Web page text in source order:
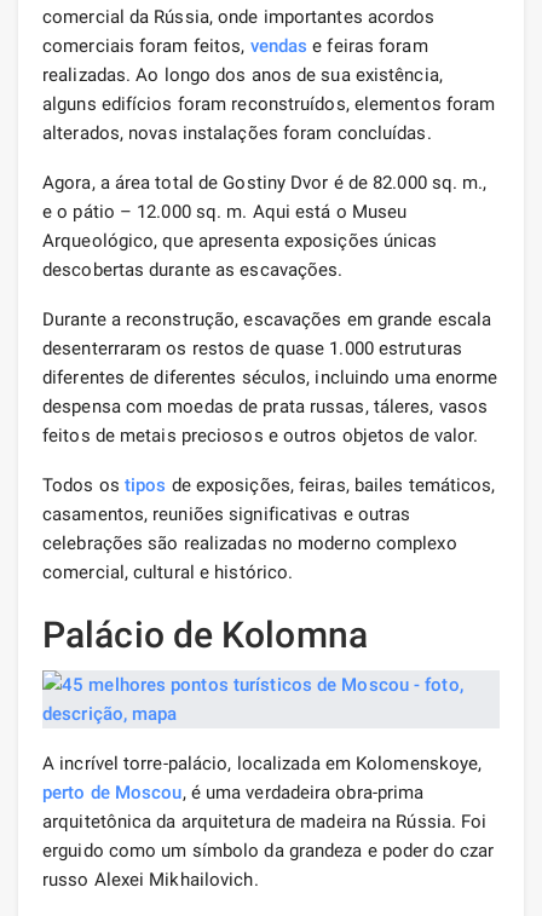
comercial da Rússia, onde importantes acordos
comerciais foram feitos, vendas e feiras foram
realizadas. Ao longo dos anos de sua existência,
alguns edifícios foram reconstruídos, elementos foram
alterados, novas instalações foram concluídas.
Agora, a área total de Gostiny Dvor é de 82.000 sq. m.,
e o pátio – 12.000 sq. m. Aqui está o Museu
Arqueológico, que apresenta exposições únicas
descobertas durante as escavações.
Durante a reconstrução, escavações em grande escala
desenterraram os restos de quase 1.000 estruturas
diferentes de diferentes séculos, incluindo uma enorme
despensa com moedas de prata russas, táleres, vasos
feitos de metais preciosos e outros objetos de valor.
Todos os tipos de exposições, feiras, bailes temáticos,
casamentos, reuniões significativas e outras
celebrações são realizadas no moderno complexo
comercial, cultural e histórico.
Palácio de Kolomna
A incrível torre-palácio, localizada em Kolomenskoye,
perto de Moscou, é uma verdadeira obra-prima
arquitetônica da arquitetura de madeira na Rússia. Foi
erguido como um símbolo da grandeza e poder do czar
russo Alexei Mikhailovich.